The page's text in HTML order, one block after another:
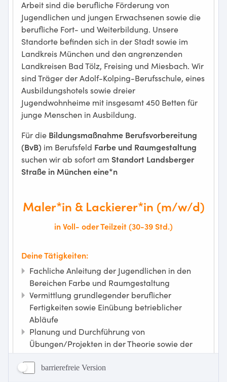
barrierefreie Version